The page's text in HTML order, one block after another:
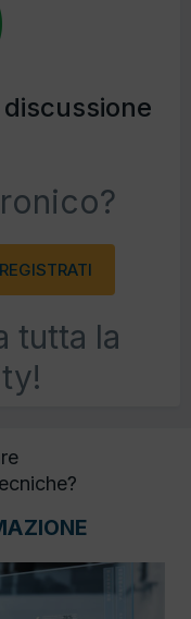
REGISTRATI
tutta la